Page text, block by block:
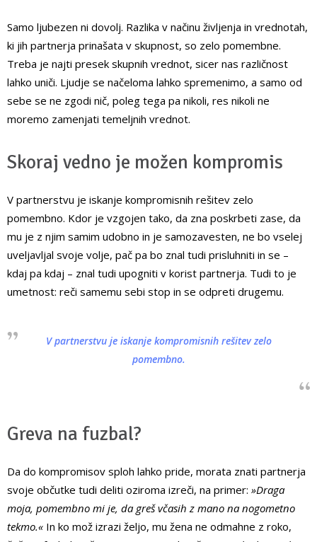
Samo ljubezen ni dovolj. Razlika v načinu življenja in vrednotah,
ki jih partnerja prinašata v skupnost, so zelo pomembne.
Treba je najti presek skupnih vrednot, sicer nas različnost
lahko uniči. Ljudje se načeloma lahko spremenimo, a samo od
sebe se ne zgodi nič, poleg tega pa nikoli, res nikoli ne
moremo zamenjati temeljnih vrednot.
Skoraj vedno je možen kompromis
V partnerstvu je iskanje kompromisnih rešitev zelo
pomembno. Kdor je vzgojen tako, da zna poskrbeti zase, da
mu je z njim samim udobno in je samozavesten, ne bo vselej
uveljavljal svoje volje, pač pa bo znal tudi prisluhniti in se –
kdaj pa kdaj – znal tudi upogniti v korist partnerja. Tudi to je
umetnost: reči samemu sebi stop in se odpreti drugemu.
V partnerstvu je iskanje kompromisnih rešitev zelo
pomembno.
Greva na fuzbal?
Da do kompromisov sploh lahko pride, morata znati partnerja
svoje občutke tudi deliti oziroma izreči, na primer: »Draga
moja, pomembno mi je, da greš včasih z mano na nogometno
tekmo.« In ko mož izrazi željo, mu žena ne odmahne z roko,